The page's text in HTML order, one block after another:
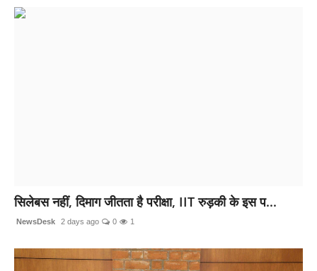
सिलेबस नहीं, दिमाग जीतता है परीक्षा, IIT रुड़की के इस प...
NewsDesk 2 days ago 0 1